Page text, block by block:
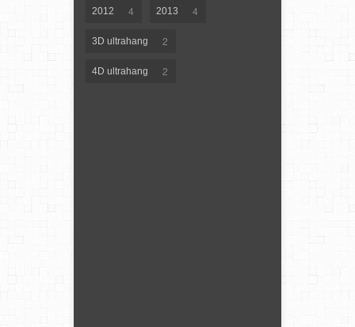
2012 4 2013 4
3D ultrahang 2
4D ultrahang 2